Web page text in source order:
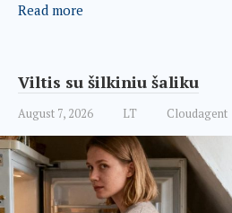
Read more
Viltis su šilkiniu šaliku
August 7, 2026 LT Cloudagent